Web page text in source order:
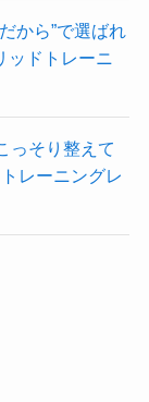
から”で選ばれ
ッドトレーニ
っそり整えて
レーニングレ